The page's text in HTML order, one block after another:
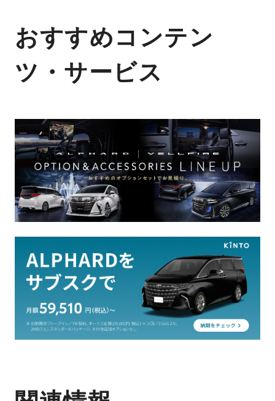
おすすめコンテン
ツ・サービス